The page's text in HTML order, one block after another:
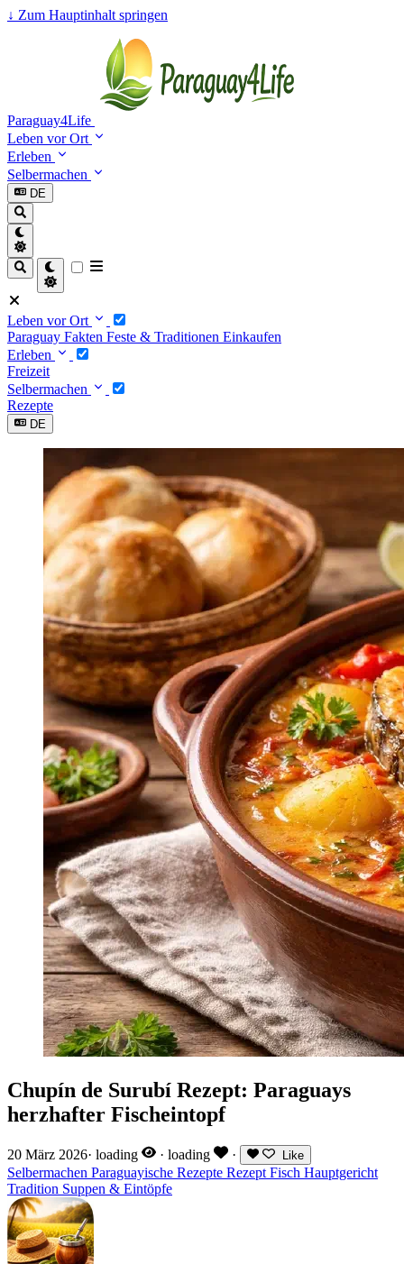
↓ Zum Hauptinhalt springen
Paraguay4Life
Leben vor Ort
Erleben
Selbermachen
DE
Leben vor Ort
Paraguay Fakten Feste & Traditionen Einkaufen
Erleben
Freizeit
Selbermachen
Rezepte
DE
Chupín de Surubí Rezept: Paraguays
herzhafter Fischeintopf
20 März 2026· loading · loading · Like
Selbermachen Paraguayische Rezepte RezeptFisch Hauptgericht
Tradition Suppen & Eintöpfe